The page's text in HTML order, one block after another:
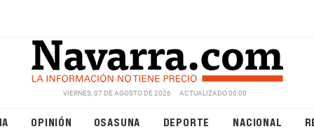
VIERNES, 07 DE AGOSTO DE 2026 ACTUALIZADO 00:00
OPINIÓN OSASUNA DEPORTE NACIONAL